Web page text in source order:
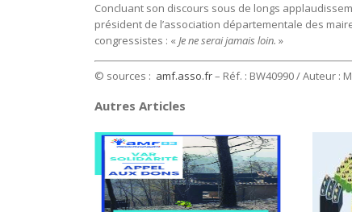
Concluant son discours sous de longs
président de l’association départementale des
congressistes : « Je ne serai jamais loin. »
© sources : amf.asso.fr– Réf. : BW40990 / Auteur :
Autres Articles